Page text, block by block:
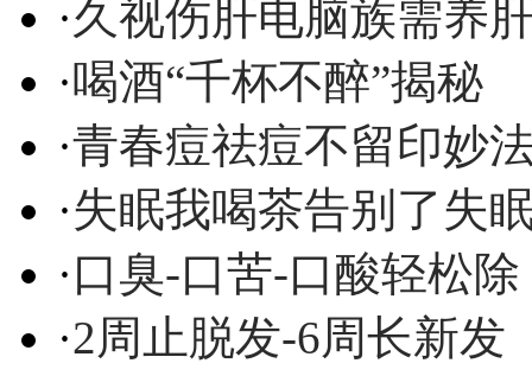
·久视伤肝电脑族需养
·喝酒“千杯不醉”揭秘
·青春痘祛痘不留印妙
·失眠我喝茶告别了失
·口臭-口苦-口酸轻松除
·2周止脱发-6周长新发